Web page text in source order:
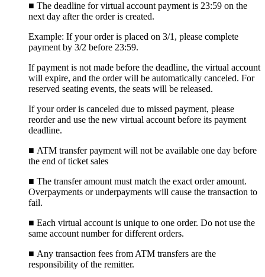
■ The deadline for virtual account payment is 23:59 on the
next day after the order is created.
Example: If your order is placed on 3/1, please complete
payment by 3/2 before 23:59.
If payment is not made before the deadline, the virtual account
will expire, and the order will be automatically canceled. For
reserved seating events, the seats will be released.
If your order is canceled due to missed payment, please
reorder and use the new virtual account before its payment
deadline.
■ ATM transfer payment will not be available one day before
the end of ticket sales
■ The transfer amount must match the exact order amount.
Overpayments or underpayments will cause the transaction to
fail.
■ Each virtual account is unique to one order. Do not use the
same account number for different orders.
■ Any transaction fees from ATM transfers are the
responsibility of the remitter.